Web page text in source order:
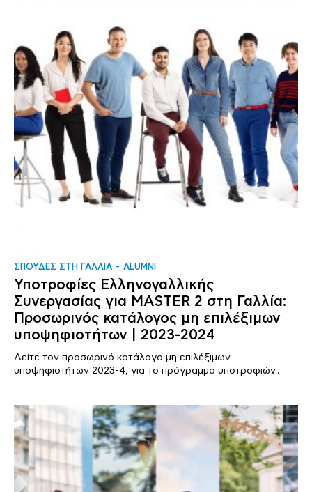
ΣΠΟΥΔΕΣ ΣΤΗ ΓΑΛΛΙΑ ALUMNI
Υποτροφίες Ελληνογαλλικής
Συνεργασίας για MASTER 2 στη Γαλλία:
Προσωρινός κατάλογος μη επιλέξιμων
υποψηφιοτήτων | 2023-2024
Δείτε τον προσωρινό κατάλογο μη επιλέξιμων
υποψηφιοτήτων 2023-4, για το πρόγραμμα υποτροφιών..